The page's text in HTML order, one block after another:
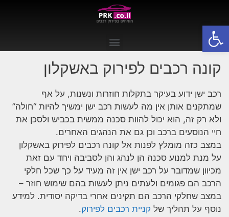
פתח סרגל נגישות
קונה רכבים לפירוק באשקלון
רכב ישן ידוע בעיקר בתקלות חוזרות ונשנות, על אף
שמתקנים אותן אין מה לעשות רכב ישן ימשיך להיות “חולה”
ולא רק זה, הוא יכול להוות סכנה ממשית בכביש ולסכן את
חיי הנוסעים ברכב וכן גם את הנהגים האחרים.
במצב כזה מומלץ לפנות אל קונה רכבים לפירוק באשקלון
על מנת למנוע סכנה הן לנהג והן לסביבה ויחד עם זאת
מכיוון שמדובר על רכב ישן אין זה מעיד על כך שכל חלקי
הרכב הם פגומים ולעתים ניתן לעשות בהם שימוש חוזר –
במצב שחלקי הרכב הם תקינים אחרי בדיקה יסודית. למידע
נוסף על תהליך של קניית רכבים לפירוק.